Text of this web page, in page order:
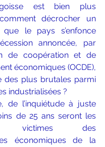
est bien plus
décrocher un
le pays s’enfonce
annoncée, par
de coopération et de
économiques (OCDE),
des plus brutales parmi
industrialisées ?
de l’inquiétude à juste
de 25 ans seront les
victimes des
économiques de la